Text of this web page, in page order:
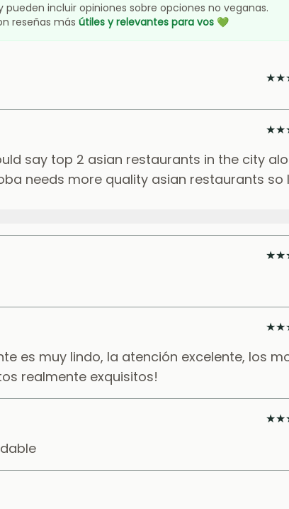
pueden incluir opiniones sobre opciones no veganas.
reseñas más útiles y relevantes para vos 💚
★★
★★
say top 2 asian restaurants in the city
needs more quality asian restaurants so I
★★
★★
es muy lindo, la atención excelente, los
realmente exquisitos!
★★